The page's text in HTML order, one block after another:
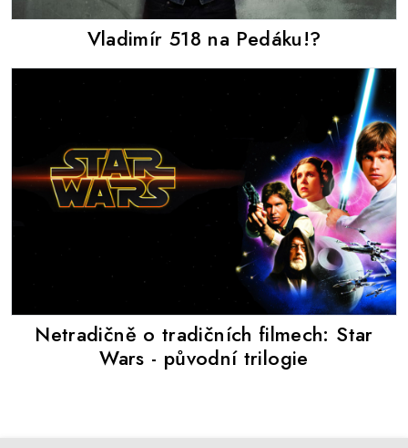
Vladimír 518 na Pedáku!?
Netradičně o tradičních filmech: Star
Wars - původní trilogie